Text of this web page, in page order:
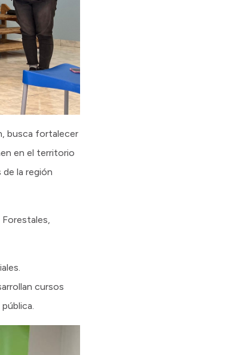
busca fortalecer
en el territorio
la región
cursos